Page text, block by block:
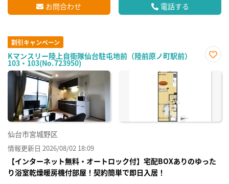
お問合わせ 電話する
割引キャンペーン
Kマンスリー陸上自衛隊仙台駐屯地前（陸前原ノ町駅前）
103・103(No.723950)
に入
仙台市宮城野区
情報更新日 2026/08/02 18:09
【インターネット無料・オートロック付】宅配BOXありのゆった
り浴室乾燥暖房機付部屋！契約簡単で即日入居！